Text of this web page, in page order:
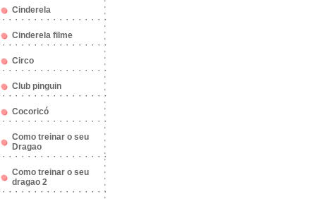
Cinderela
Cinderela filme
Circo
Club pinguin
Cocoricó
Como treinar o seu
Dragao
Como treinar o seu
dragao 2